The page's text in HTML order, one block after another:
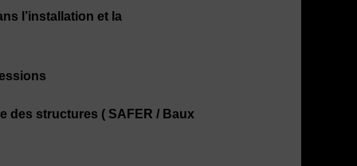
l’installation et la
des structures ( SAFER / Baux